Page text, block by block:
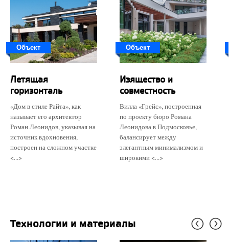
Объект
Летящая
горизонталь
«Дом в стиле Райта», как
называет его архитектор
Роман Леонидов, указывая на
источник вдохновения,
построен на сложном участке
<...>
Объект
Изящество и
совместность
Вилла «Грейс», построенная
по проекту бюро Романа
Леонидова в Подмосковье,
балансирует между
элегантным минимализмом и
широкими <...>
Технологии и материалы